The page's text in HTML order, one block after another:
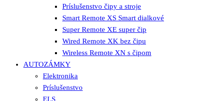
Príslušenstvo čipy a stroje
Smart Remote XS Smart dialkové
Super Remote XE super čip
Wired Remote XK bez čipu
Wireless Remote XN s čipom
AUTOZÁMKY
Elektronika
Príslušenstvo
ELS